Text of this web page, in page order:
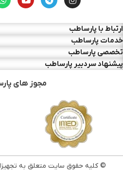
ارتباط با پارساطب
خدمات پارساطب
تخصصی پارساطب
پیشنهاد سردبیر پارساطب
مجوز های
© کلیه حقوق سایت متعلق به